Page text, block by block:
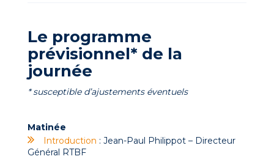
Le programme
prévisionnel* de la
journée
* susceptible d’ajustements éventuels
Matinée
Introduction : Jean-Paul Philippot – Directeur
Général RTBF